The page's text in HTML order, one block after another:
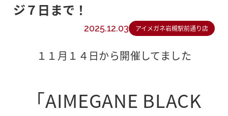
ジ７日まで！
2025.12.03 アイメガネ岩槻駅前通り店
１１月１４日から開催してました
「AIMEGANE BLACK